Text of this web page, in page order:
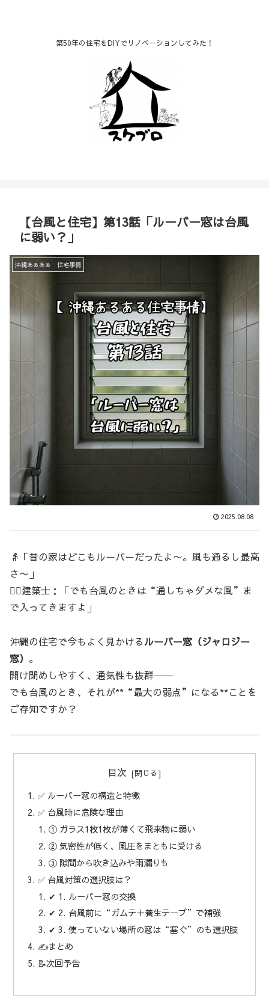
築50年の住宅をDIYでリノベーションしてみた！
【台風と住宅】第13話「ルーバー窓は台風
に弱い？」
沖縄あるある 住宅事情
2025.08.08
👵「昔の家はどこもルーバーだったよ〜。風も通るし最高
さ〜」
👷‍♂️建築士：「でも台風のときは“通しちゃダメな風”ま
で入ってきますよ」
沖縄の住宅で今もよく見かけるルーバー窓（ジャロジー
窓） 。
開け閉めしやすく、通気性も抜群──
でも台風のとき、それが**“最大の弱点”になる**ことを
ご存知ですか？
目次
✅ ルーバー窓の構造と特徴
✅ 台風時に危険な理由
① ガラス1枚1枚が薄くて飛来物に弱い
② 気密性が低く、風圧をまともに受ける
③ 隙間から吹き込みや雨漏りも
✅ 台風対策の選択肢は？
✔ 1. ルーバー窓の交換
✔ 2. 台風前に“ガムテ＋養生テープ”で補強
✔ 3. 使っていない場所の窓は“塞ぐ”のも選択肢
✍️まとめ
📝次回予告